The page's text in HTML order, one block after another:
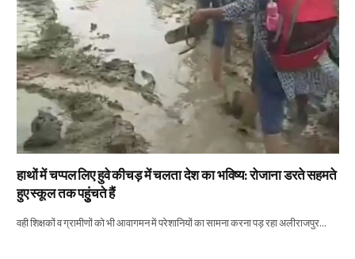
हाथों में चप्पल लिए हुवे कीचड़ में चलता देश का भविष्य: रोजाना डरते सहमते
हुए स्कूल तक पहुुंचते हैं
वही शिक्षकों व ग्रामीणों को भी आवागमन में परेशानियों का सामना करना पड़ रहा अलीराजपुर…